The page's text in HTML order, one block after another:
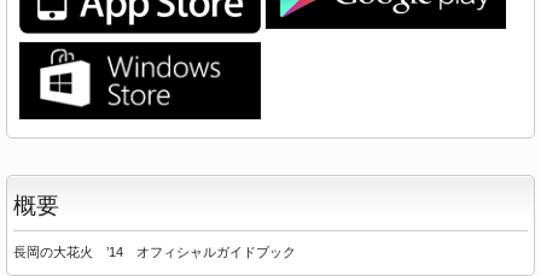
概要
長岡の大花火 ’14 オフィシャルガイドブック